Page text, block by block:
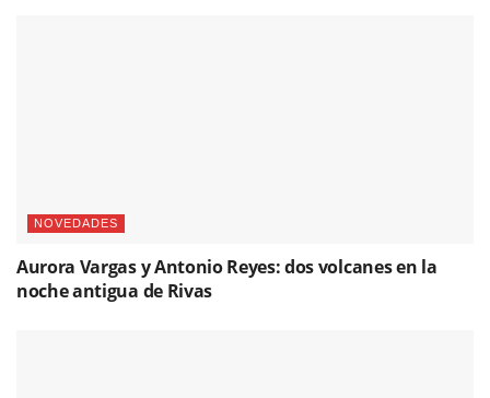
NOVEDADES
Aurora Vargas y Antonio Reyes: dos volcanes en la
noche antigua de Rivas